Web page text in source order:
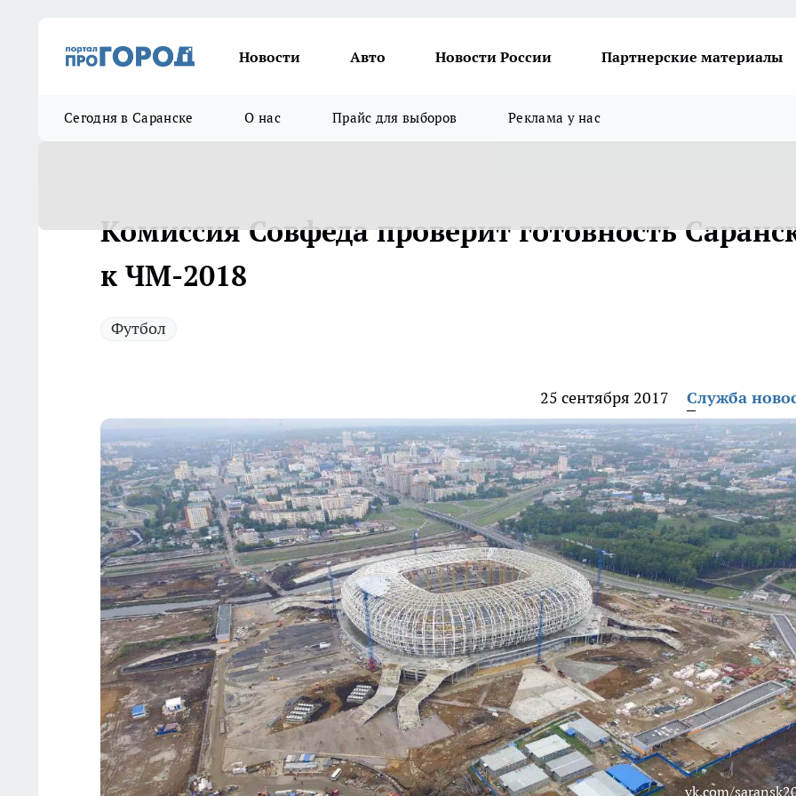
Новости Авто Новости России Партнерские материалы
Сегодня в Саранске О нас Прайс для выборов Реклама у нас
Комиссия Совфеда проверит готовность
к ЧМ-2018
Футбол
25 сентября 2017 Служба
vk.com/